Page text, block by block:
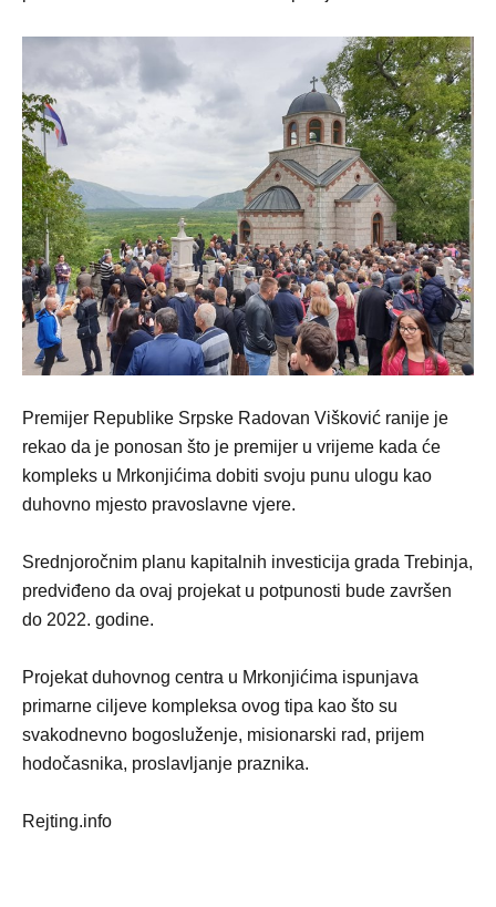
Premijer Republike Srpske Radovan Višković ranije je
rekao da je ponosan što je premijer u vrijeme kada će
kompleks u Mrkonjićima dobiti svoju punu ulogu kao
duhovno mjesto pravoslavne vjere.
Srednjoročnim planu kapitalnih investicija grada Trebinja,
predviđeno da ovaj projekat u potpunosti bude završen
do 2022. godine.
Projekat duhovnog centra u Mrkonjićima ispunjava
primarne ciljeve kompleksa ovog tipa kao što su
svakodnevno bogosluženje, misionarski rad, prijem
hodočasnika, proslavljanje praznika.
Rejting.info